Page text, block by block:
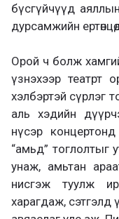
бүсгүйчүүд
дурсамжийн
Орой ч болж
үзнэхээр театрт
хэлбэртэй сүрлэг
аль хэдийн
нүсэр
“амьд” тоглолтыг
унаж, амьтан
нисгэж туулж
харагдаж,